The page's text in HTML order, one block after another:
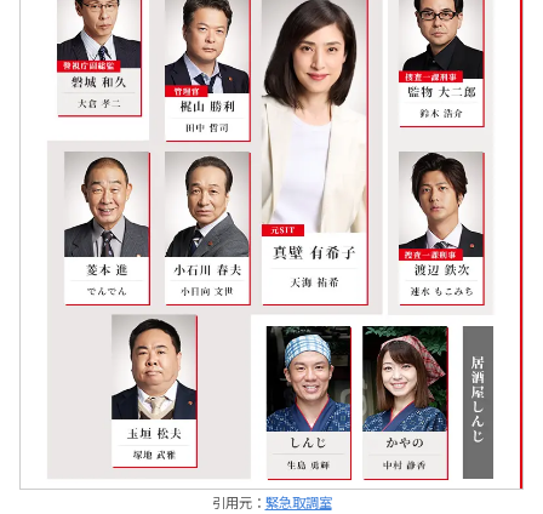
引用元： 緊急取調室